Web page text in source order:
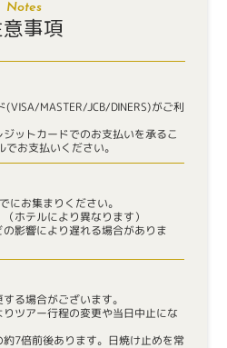
Notes
事項
(VISA/MASTER/JCB/DINERS)がご利
ットカードでのお支払いを承るこ
お支払いください。
にお集まりください。
ホテルにより異なります）
影響により遅れる場合がありま
る場合がございます。
ツアー行程の変更や当日中止にな
7倍前後あります。日焼け止めを常